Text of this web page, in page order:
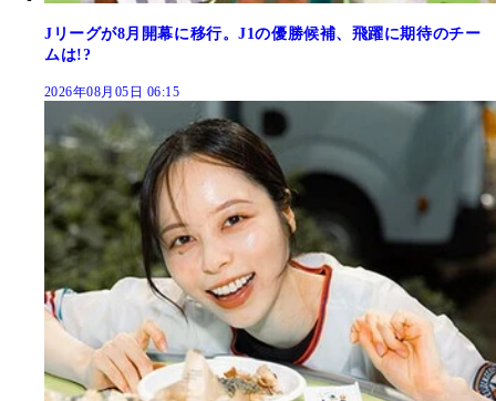
Jリーグが8月開幕に移行。J1の優勝候補、飛躍に期待のチー
ムは!?
2026年08月05日 06:15